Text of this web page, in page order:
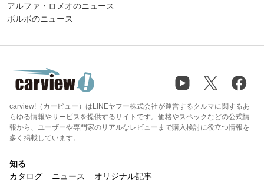
アルファ・ロメオのニュース
ボルボのニュース
carview!（カービュー）はLINEヤフー株式会社が運営するクルマに関するあ
らゆる情報やサービスを提供するサイトです。価格やスペックなどの公式情
報から、ユーザーや専門家のリアルなレビューまで購入検討に役立つ情報を
多く掲載しています。
知る
カタログ
ニュース オリジナル記事